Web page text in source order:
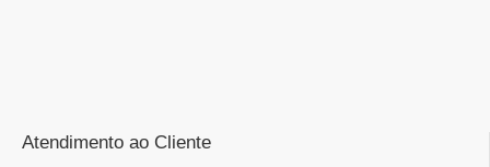
Atendimento ao Cliente